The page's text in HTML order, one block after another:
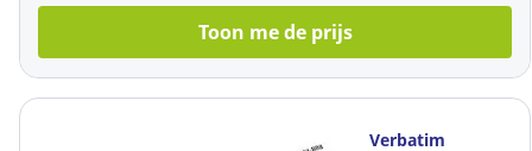
Toon me de prijs
Verbatim